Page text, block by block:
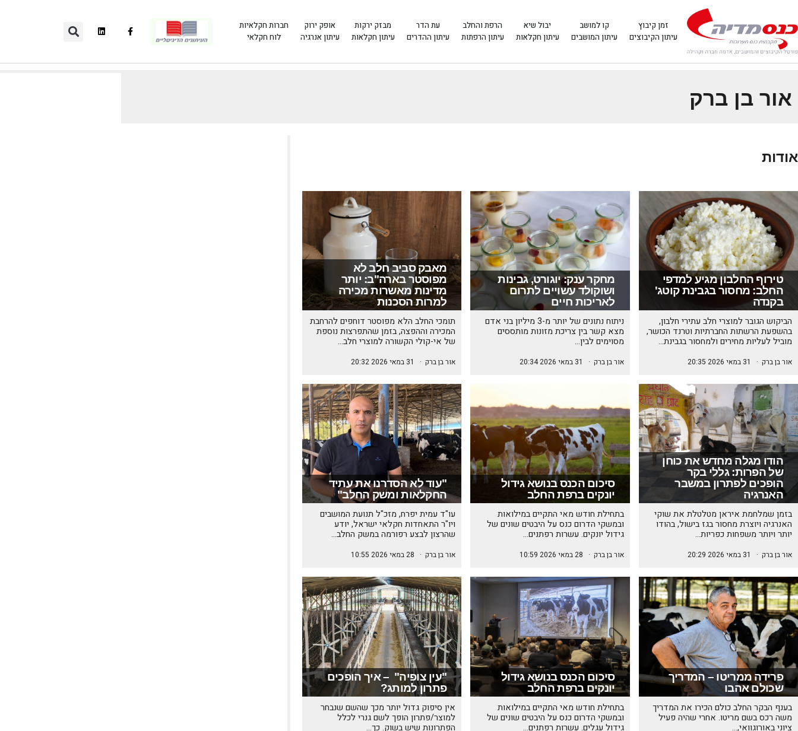
זמן קיבוץ
עיתון הקיבוצים
קו למושב
עיתון המושבים
יבול שיא
עיתון חקלאות
הרפת והחלב
עיתון הרפתות
עת הדר
עיתון ההדרים
מבזק ירקות
עיתון חקלאות
אופק ירוק
עיתון אנרגיה
חברות חקלאיות
לוח חקלאי
אור בן ברק
אודות
טירוף החלבון מגיע למדפי
החלב: מחסור בגבינת קוטג'
בקנדה
הביקוש הגובר למוצרי חלב עתירי חלבון,
בהשפעת הרשתות החברתיות וטרנד הכושר,
מוביל לעליות מחירים ולמחסור בגבינת…
אור בן ברק · 31 במאי 2026 20:35
מחקר ענק: יוגורט, גבינות
ושוקולד עשויים לתרום
לאריכות חיים
ניתוח נתונים של יותר מ-3 מיליון בני אדם
מצא קשר בין צריכת מזונות מותססים
מסוימים לבין…
אור בן ברק · 31 במאי 2026 20:34
מאבק סביב חלב לא
מפוסטר בארה"ב: יותר
מדינות מאשרות מכירה
למרות הסכנות
תומכי החלב הלא מפוסטר דוחפים להרחבת
המכירה וההפצה, בזמן שהתפרצות נוספת
של אי-קולי הקשורה למוצרי חלב…
אור בן ברק · 31 במאי 2026 20:32
הודו מגלה מחדש את כוחן
של הפרות: גללי בקר
הופכים לפתרון במשבר
האנרגיה
בזמן שמלחמת איראן מטלטלת את שוקי
האנרגיה ויוצרת מחסור בגז בישול, בהודו
יותר ויותר משפחות כפריות…
אור בן ברק · 31 במאי 2026 20:29
סיכום הכנס בנושא גידול
יונקים ברפת החלב
בתחילת חודש מאי התקיים במילואות
ובמשקי הדרום כנס על היבטים שונים של
גידול יונקים. עשרות רפתנים…
אור בן ברק · 28 במאי 2026 10:59
"עוד לא הסדרנו את עתיד
החקלאות ומשק החלב"
עו"ד עמית יפרח, מזכ"ל תנועת המושבים
ויו"ר התאחדות חקלאי ישראל, יודע
שהרצון לבצע רפורמה במשק החלב…
אור בן ברק · 28 במאי 2026 10:55
פרידה ממריטו – המדריך
שכולם אהבו
בענף הבקר החלב כולם הכירו את המדריך
משה רכס בשם מריטו. אחרי שהיה פעיל
ציוני באורוגוואי,…
סיכום הכנס בנושא גידול
יונקים ברפת החלב
בתחילת חודש מאי התקיים במילואות
ובמשקי הדרום כנס על היבטים שונים של
גידול עגלים. עשרות רפתנים…
"עין צופיה" – איך הופכים
פתרון למותג?
אין סיפוק גדול יותר מכך שהשם שנבחר
למוצר/פתרון הופך לשם גנרי לכלל
הפתרונות שיש בשוק. כך…